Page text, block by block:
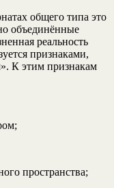
общего типа это
объединённые
реальность
признаками,
». К этим признакам
пространства;